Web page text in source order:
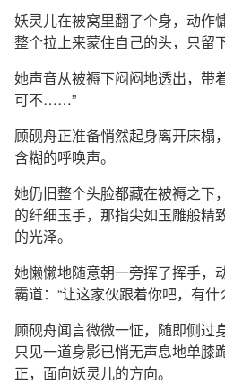
妖灵儿在被窝里翻了个身，动作
整个拉上来蒙住自己的头，只留
她声音从被褥下闷闷地透出，带
可不……”
顾砚舟正准备悄然起身离开床榻
含糊的呼唤声。
她仍旧整个头脸都藏在被褥之下
的纤细玉手，那指尖如玉雕般精
的光泽。
她懒懒地随意朝一旁挥了挥手，
霸道：“让这家伙跟着你吧，有
顾砚舟闻言微微一怔，随即侧过
只见一道身影已悄无声息地单膝
正，面向妖灵儿的方向。